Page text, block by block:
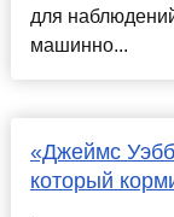
для
машинно...
«Джеймс
который